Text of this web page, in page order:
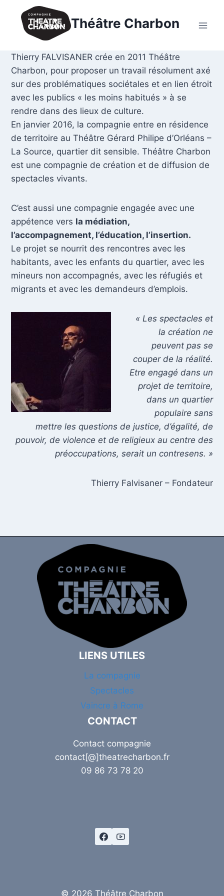
contenu
Théâtre Charbon
Thierry FALVISANER crée en 2011 Théâtre
Charbon, pour proposer un travail résolument axé
sur des problématiques sociétales et en lien étroit
avec les publics « les moins habitués » à se
rendre dans des lieux de culture.
En janvier 2016, la compagnie entre en résidence
de territoire au Théâtre Gérard Philipe d’Orléans –
La Source, quartier dit sensible. Théâtre Charbon
est une compagnie de création et de diffusion de
spectacles vivants.
C’est aussi une compagnie engagée avec une
appétence vers la médiation,
l’accompagnement, l’éducation, l’insertion.
Le projet se nourrit des rencontres avec les
habitants, avec les enfants du quartier, avec les
mineurs non accompagnés, avec les réfugiés et
migrants et avec les demandeurs d’emplois.
« Les spectacles et
la création ne
peuvent pas se
couper de la réalité.
Etre engagé dans un
projet de territoire,
dans un quartier
populaire sans
mettre les questions de justice, d’égalité, de
pouvoir, de violence et de religieux au centre des
préoccupations, serait un contresens. »
Thierry Falvisaner – Fondateur
LIENS UTILES
La compagnie
Spectacles
Vaincre à Rome
CONTACT
Contact compagnie
contact[@]theatrecharbon.fr
09 86 73 78 20
© 2026 Théâtre Charbon